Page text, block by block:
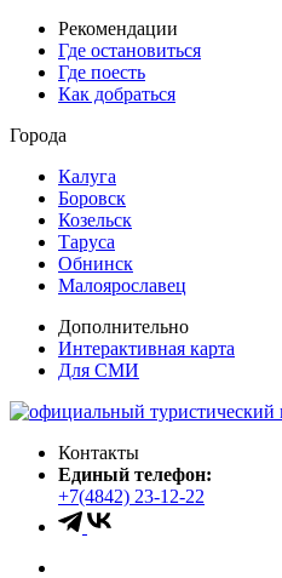
Рекомендации
Где остановиться
Где поесть
Как добраться
Города
Калуга
Боровск
Козельск
Таруса
Обнинск
Малоярославец
Дополнительно
Интерактивная карта
Для СМИ
Контакты
Единый телефон:
+7(4842) 23-12-22